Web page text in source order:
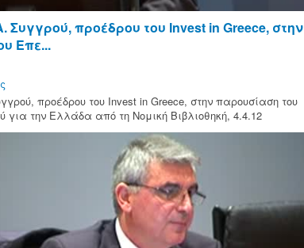
Συγγρού, προέδρου του Invest in Greece, στην
Επε...
προέδρου του Invest in Greece, στην παρουσίαση του
για την Ελλάδα από τη Νομική Βιβλιοθηκή, 4.4.12